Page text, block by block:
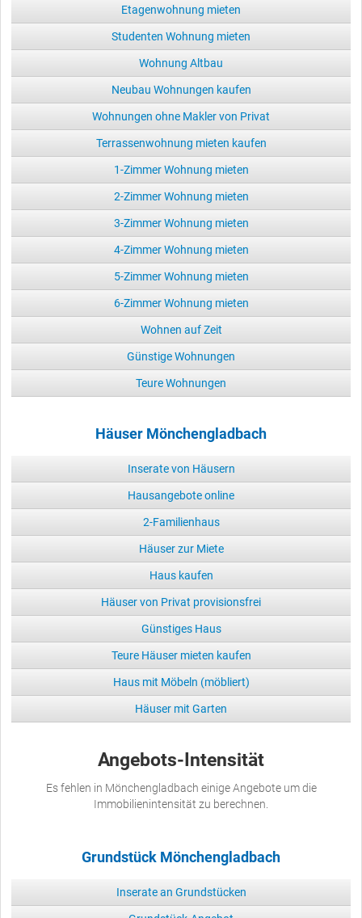
Etagenwohnung mieten
Studenten Wohnung mieten
Wohnung Altbau
Neubau Wohnungen kaufen
Wohnungen ohne Makler von Privat
Terrassenwohnung mieten kaufen
1-Zimmer Wohnung mieten
2-Zimmer Wohnung mieten
3-Zimmer Wohnung mieten
4-Zimmer Wohnung mieten
5-Zimmer Wohnung mieten
6-Zimmer Wohnung mieten
Wohnen auf Zeit
Günstige Wohnungen
Teure Wohnungen
Häuser Mönchengladbach
Inserate von Häusern
Hausangebote online
2-Familienhaus
Häuser zur Miete
Haus kaufen
Häuser von Privat provisionsfrei
Günstiges Haus
Teure Häuser mieten kaufen
Haus mit Möbeln (möbliert)
Häuser mit Garten
Angebots-Intensität
Es fehlen in Mönchengladbach einige Angebote um die
Immobilienintensität zu berechnen.
Grundstück Mönchengladbach
Inserate an Grundstücken